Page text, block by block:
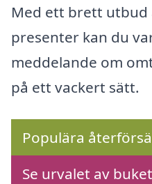
Med ett brett utbud
presenter kan du
meddelande om
på ett vackert sätt.
Populära
Se urvalet av